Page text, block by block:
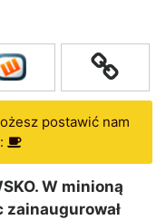
postawić nam
W minioną
zainaugurował